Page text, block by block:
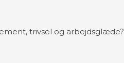
trivsel og arbejdsglæde?